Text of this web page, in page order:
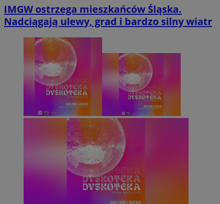
IMGW ostrzega mieszkańców Śląska.
Nadciągają ulewy, grad i bardzo silny wiatr